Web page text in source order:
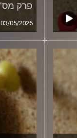
פרק מס' 295
03/05/2026